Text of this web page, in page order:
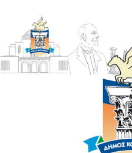
ΔΗΜΟΣ
ΚΟΡΙΝΘΙΩΝ